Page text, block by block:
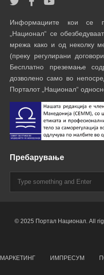
Информациите кои се
„Национал“ се
мрежа како и од неколку
(преку регулирани
Бесплатно преземање
дозволено само во
Порталот „Национал“
Пребарување
© 2025 Портал Национал. All
МАРКЕТИНГ ИМПРЕСУМ